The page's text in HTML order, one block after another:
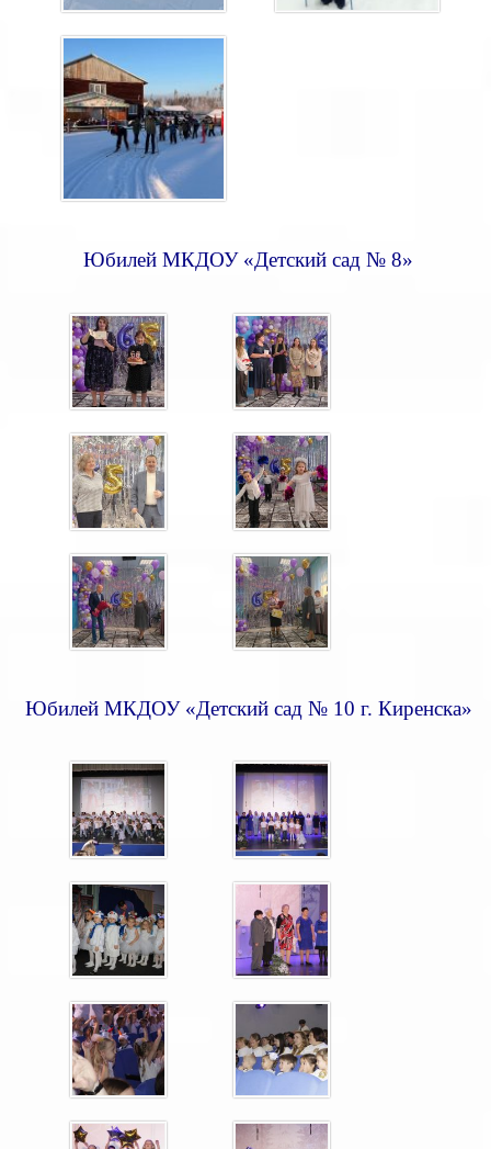
Юбилей МКДОУ «Детский сад № 8»
Юбилей МКДОУ «Детский сад № 10 г. Киренска»